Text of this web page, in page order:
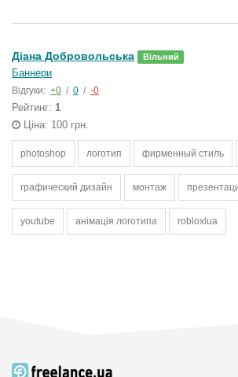
Діана Добровольська Вільний
Баннери
Відгуки: +0 / 0 / -0
Рейтинг: 1
Ціна: 100 грн.
photoshop логотип фирменный стиль
графический дизайн монтаж
youtube анімація логотипа robloxlua